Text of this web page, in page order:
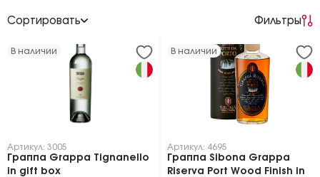
Сортировать Фильтры
В наличии
Артикул: 3005
Граппа Grappa Tignanello
in gift box
В наличии
Артикул: 4695
Граппа Sibona Grappa
Riserva Port Wood Finish in